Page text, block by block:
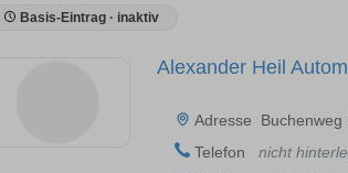
Basis-Eintrag · inaktiv
Alexander Heil
Adresse
Buchenweg
Telefon
nicht